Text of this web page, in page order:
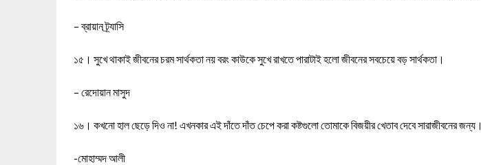
– ব্রায়ান ট্র্যাসি
১৫। সুখে থাকাই জীবনের চরম সার্থকতা নয় বরং কাউকে সুখে রাখতে পারাটাই হলো জীবনের সবচেয়ে বড় সার্থকতা।
– রেদোয়ান মাসুদ
১৬। কখনো হাল ছেড়ে দিও না! এখনকার এই দাঁতে দাঁত চেপে করা কষ্টগুলো তোমাকে বিজয়ীর খেতাব দেবে সারাজীবনের জন্য।
-মোহাম্মদ আলী